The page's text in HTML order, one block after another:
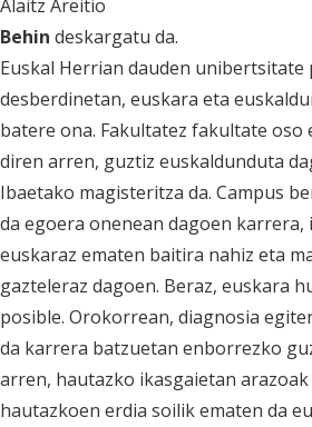
Alaitz Areitio
Behin deskargatu da.
Euskal Herrian dauden unibertsitate
desberdinetan, euskara eta
batere ona. Fakultatez fakultate oso
diren arren, guztiz euskaldunduta
Ibaetako magisteritza da. Campus
da egoera onenean dagoen karrera,
euskaraz ematen baitira nahiz eta
gazteleraz dagoen. Beraz, euskara
posible. Orokorrean, diagnosia
da karrera batzuetan enborrezko
arren, hautazko ikasgaietan arazoak
hautazkoen erdia soilik ematen da